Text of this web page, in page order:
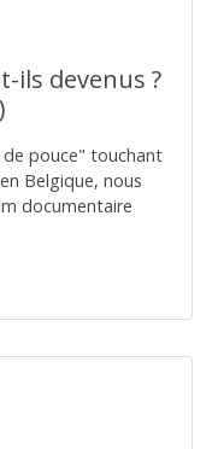
ils devenus ?
pouce" touchant
Belgique, nous
documentaire